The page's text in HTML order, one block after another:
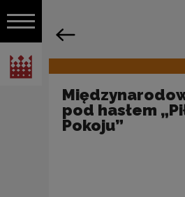
Włącz nawigację
Narodowe Centrum Kultury
Nawigacja
pod hasłem
Pokoju”